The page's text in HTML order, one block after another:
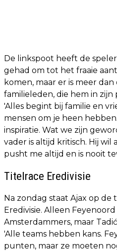
De linkspoot heeft de
gehad om tot het fraaie
komen, maar er is meer
familieleden, die hem in
'Alles begint bij familie en
mensen om je heen
inspiratie. Wat we zijn
vader is altijd kritisch. Hij
pusht me altijd en is nooit
Titelrace Eredivisie
Na zondag staat Ajax op de
Eredivisie. Alleen
Amsterdammers, maar
'Alle teams hebben kans.
punten, maar ze moeten